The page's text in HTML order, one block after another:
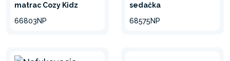
matrac Cozy Kidz
66803NP
sedačka
68575NP